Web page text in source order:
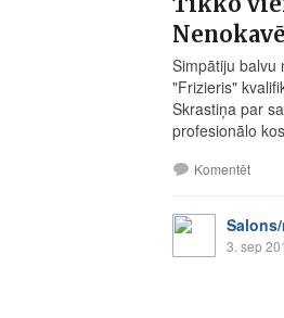
Simpātiju balvu
"Frizieris"
Skrastiņa par
profesionālo
Komentēt
3. sep